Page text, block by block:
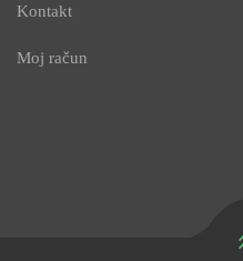
Kontakt
Moj račun